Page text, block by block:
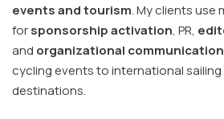
events and tourism. My clients use
forsponsorship activation, PR,
and organizational communication
cycling events to international
destinations.